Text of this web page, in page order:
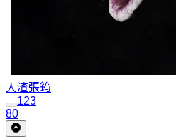
人渣張筠
123
80